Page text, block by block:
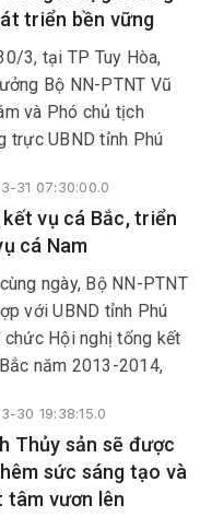
thống của cư dân
tại 4 địa phương
trong tỉnh.
triển bền vững
3, tại TP Tuy Hòa,
Bộ NN-PTNT Vũ
và Phó chủ tịch
trực UBND tỉnh Phú
kết 3 năm thực hiện
lược Phát triển thủy sản
đến năm 2020
31 07:30:00.0
vụ cá Bắc, triển
cá Nam
ngày, Bộ NN-PTNT
với UBND tỉnh Phú
chức Hội nghị tổng kết
năm 2013-2014,
dưới sự chủ trì của
Bộ NN-PTNT Vũ
và Phó chủ tịch
trực UBND tỉnh Lê Văn
30 19:38:15.0
Thủy sản sẽ được
sức sáng tạo và
tâm vươn lên